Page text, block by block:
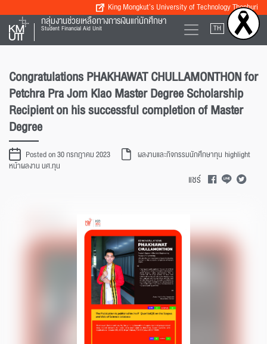
King Mongkut’s University of Technology Thonburi
กลุ่มงานช่วยเหลือทางการเงินแก่นักศึกษา
Student Financial Aid Unit TH EN
Congratulations PHAKHAWAT CHULLAMONTHON for
Petchra Pra Jom Klao Master Degree Scholarship
Recipient on his successful completion of Master
Degree
Posted on 30 กรกฎาคม 2023 ผลงานและกิจกรรมนักศึกษาทุน highlight
หน้าผลงาน นศ.ทุน
แชร์